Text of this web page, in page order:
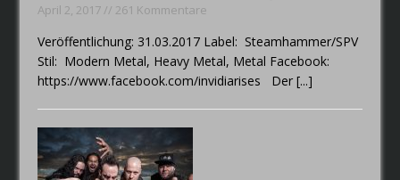
April 2, 2017 // 261 Kommentare
Veröffentlichung: 31.03.2017 Label: Steamhammer/SPV
Stil: Modern Metal, Heavy Metal, Metal Facebook:
https://www.facebook.com/invidiarises Der[...]